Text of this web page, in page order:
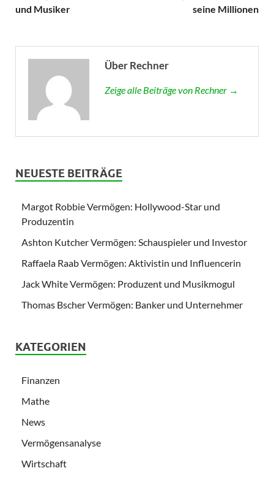
und Musiker
seine Millionen
Über Rechner
Zeige alle Beiträge von Rechner →
NEUESTE BEITRÄGE
Margot Robbie Vermögen: Hollywood-Star und
Produzentin
Ashton Kutcher Vermögen: Schauspieler und Investor
Raffaela Raab Vermögen: Aktivistin und Influencerin
Jack White Vermögen: Produzent und Musikmogul
Thomas Bscher Vermögen: Banker und Unternehmer
KATEGORIEN
Finanzen
Mathe
News
Vermögensanalyse
Wirtschaft